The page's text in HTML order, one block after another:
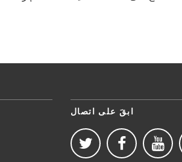
ابقَ على اتصال